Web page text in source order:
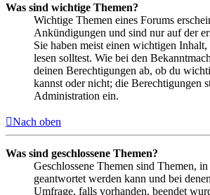
Was sind wichtige Themen?
Wichtige Themen eines Forums
Ankündigungen und sind nur auf der
Sie haben meist einen wichtigen
lesen solltest. Wie bei den
deinen Berechtigungen ab, ob du
kannst oder nicht; die Berechtigungen
Administration ein.
Nach oben
Was sind geschlossene Themen?
Geschlossene Themen sind Themen,
geantwortet werden kann und bei
Umfrage, falls vorhanden, beendet